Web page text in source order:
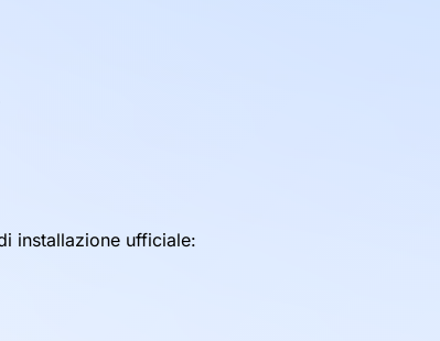
installazione ufficiale: